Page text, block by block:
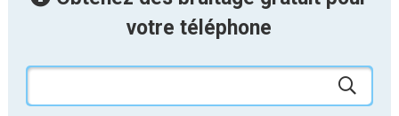
votre téléphone